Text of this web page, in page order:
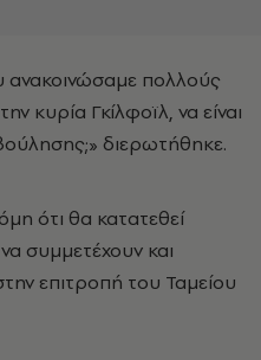
ανακοινώσαμε πολλούς
κυρία Γκίλφοϊλ, να είναι
διερωτήθηκε.
ότι θα κατατεθεί
συμμετέχουν και
επιτροπή του Ταμείου